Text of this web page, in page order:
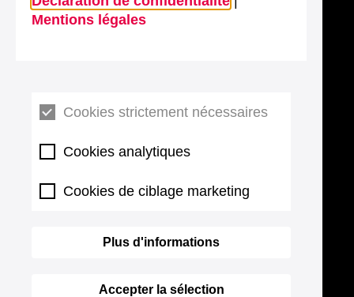
Mentions légales
Cookies strictement nécessaires
Cookies analytiques
Cookies de ciblage marketing
Plus d'informations
Accepter la sélection